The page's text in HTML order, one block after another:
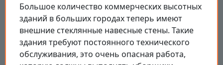
Большое количество коммерческих высотных
зданий в больших городах теперь имеют
внешние стеклянные навесные стены. Такие
здания требуют постоянного технического
обслуживания, это очень опасная работа,